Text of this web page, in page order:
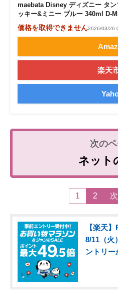
maebata Disney ディズニー タン
ッキー&ミニー ブルー 340ml D-
価格を取得できません2026/03/26
楽天
ネット
1 2
【楽天
8/11（
ントリー